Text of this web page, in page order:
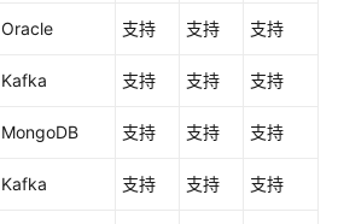
Oracle 支持 支持 支持
Kafka 支持 支持 支持
MongoDB 支持 支持 支持
Kafka 支持 支持 支持